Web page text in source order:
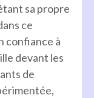
sa propre
ce
confiance à
devant les
de